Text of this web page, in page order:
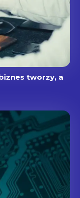
tworzy, a